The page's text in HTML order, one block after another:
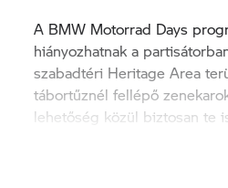
A BMW Motorrad Days
hiányozhatnak a
szabadtéri Heritage Area
tábortűznél fellépő
lehetőség közül biztosan te